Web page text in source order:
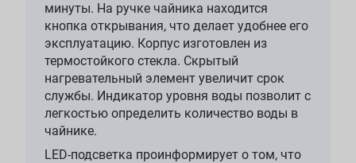
минуты. На ручке чайника находится
кнопка открывания, что делает удобнее его
эксплуатацию. Корпус изготовлен из
термостойкого стекла. Скрытый
нагревательный элемент увеличит срок
службы. Индикатор уровня воды позволит с
легкостью определить количество воды в
чайнике.
LED-подсветка проинформирует о том, что